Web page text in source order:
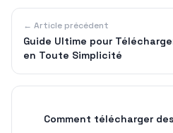
← Article précédent
Guide Ultime pour
en Toute Simplicité
Comment télécharger